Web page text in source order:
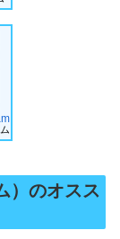
）のオスス